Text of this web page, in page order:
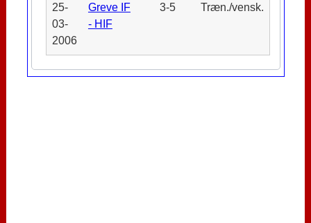
25-
03-
2006
Greve IF
- HIF
3-5 Træn./vensk.